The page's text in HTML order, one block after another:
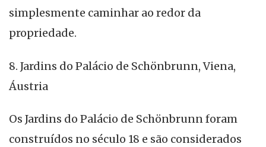
simplesmente caminhar ao redor da
propriedade.
8. Jardins do Palácio de Schönbrunn, Viena,
Áustria
Os Jardins do Palácio de Schönbrunn foram
construídos no século 18 e são considerados